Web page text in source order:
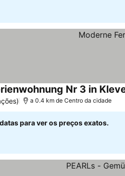
Nr 3 in
a 0.4 km de Centro da cidade
para ver os preços exatos.